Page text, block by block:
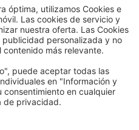
(sin IVA). Canjeable sólo una vez.
en efectivo. No acumulable con otras
del cupón es de seis semanas tras
Sin pedido mínimo. Canjeable varias
No acumulable con otras promociones.
inclusive.
Canjeable varias veces. No canjeable